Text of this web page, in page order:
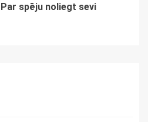
Par spēju noliegt sevi